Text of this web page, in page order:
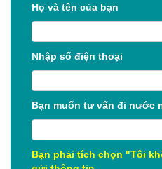
Họ và tên của bạn
Nhập số điện thoại
Bạn muốn tư vấn đi nước
Bạn phải tích chọn "Tôi